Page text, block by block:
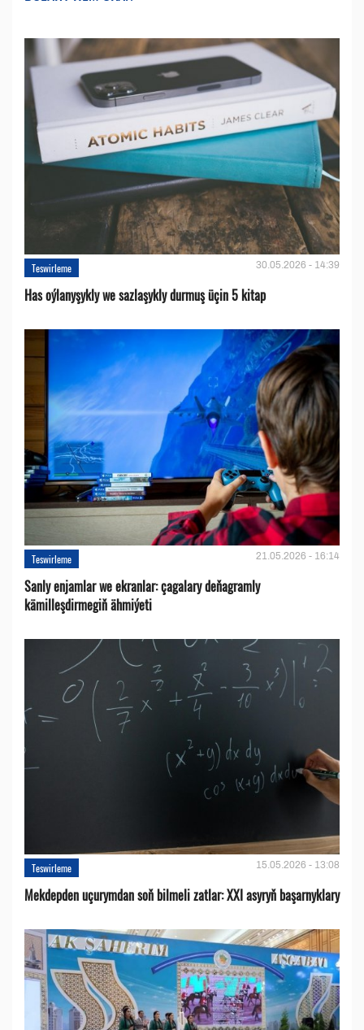
Teswirleme 30.05.2026 - 14:39
Has oýlanyşykly we sazlaşykly durmuş üçin 5 kitap
Teswirleme 21.05.2026 - 16:14
Sanly enjamlar we ekranlar: çagalary deňagramly
kämilleşdirmegiň ähmiýeti
Teswirleme 15.05.2026 - 13:08
Mekdepden uçurymdan soň bilmeli zatlar: XXI asyryň başarnyklary